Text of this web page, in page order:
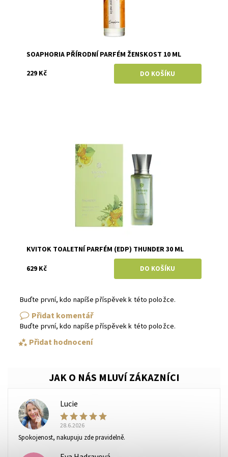
SOAPHORIA PŘÍRODNÍ PARFÉM ŽENSKOST 10 ML
229 Kč
KVITOK TOALETNÍ PARFÉM (EDP) THUNDER 30 ML
629 Kč
Buďte první, kdo napíše příspěvek k této položce.
Přidat komentář
Buďte první, kdo napíše příspěvek k této položce.
Přidat hodnocení
L
Lucie
28.6.2026
Spokojenost, nakupuju zde pravidelně.